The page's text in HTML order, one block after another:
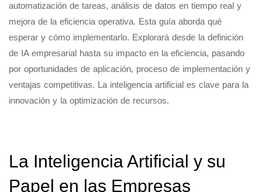
automatización de tareas, análisis de datos en tiempo real y
mejora de la eficiencia operativa. Esta guía aborda qué
esperar y cómo implementarlo. Explorará desde la definición
de IA empresarial hasta su impacto en la eficiencia, pasando
por oportunidades de aplicación, proceso de implementación y
ventajas competitivas. La inteligencia artificial es clave para la
innovación y la optimización de recursos.
La Inteligencia Artificial y su
Papel en las Empresas